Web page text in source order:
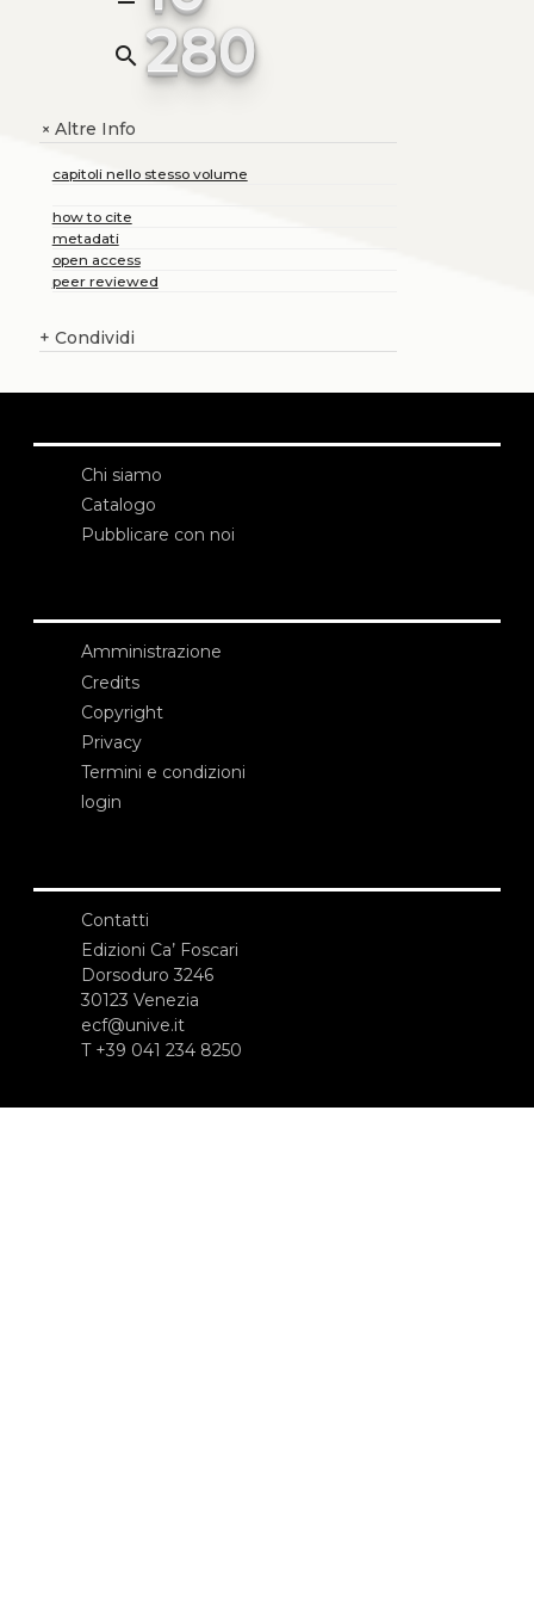
search 280
+Altre Info
capitoli nello stesso volume
how to cite
metadati
open access
peer reviewed
+ Condividi
Chi siamo
Catalogo
Pubblicare con noi
Amministrazione
Credits
Copyright
Privacy
Termini e condizioni
login
Contatti
Edizioni Ca’ Foscari
Dorsoduro 3246
30123 Venezia
ecf@unive.it
T +39 041 234 8250